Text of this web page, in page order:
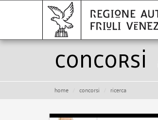
Concorsi
home concorsi ricerca